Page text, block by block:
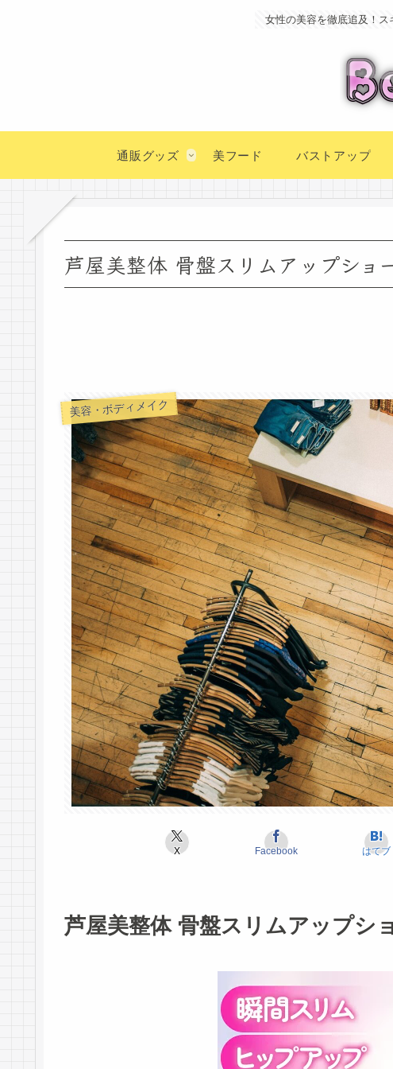
女性の美容を徹底追及！
通販グッズ 美フード バストアップ
芦屋美整体 骨盤スリムアップショ
美容・ボディメイク
X Facebook はてブ
芦屋美整体 骨盤スリムアップシ